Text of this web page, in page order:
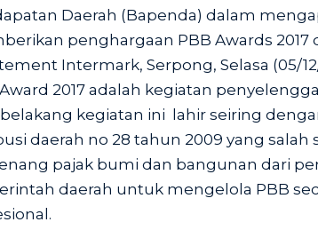
Daerah (Bapenda) dalam
penghargaan PBB Awards 2017
Intermark, Serpong, Selasa (05/
2017 adalah kegiatan
kegiatan ini lahir seiring
daerah no 28 tahun 2009 yang salah
pajak bumi dan bangunan dari
daerah untuk mengelola PBB